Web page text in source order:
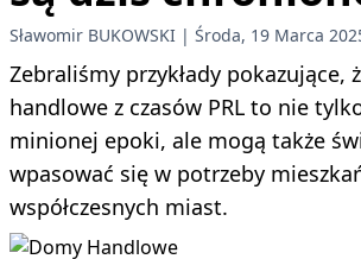
Sławomir BUKOWSKI Środa, 19 Marca
Zebraliśmy przykłady pokazujące,
handlowe z czasów PRL to nie
minionej epoki, ale mogą także
wpasować się w potrzeby
współczesnych miast.